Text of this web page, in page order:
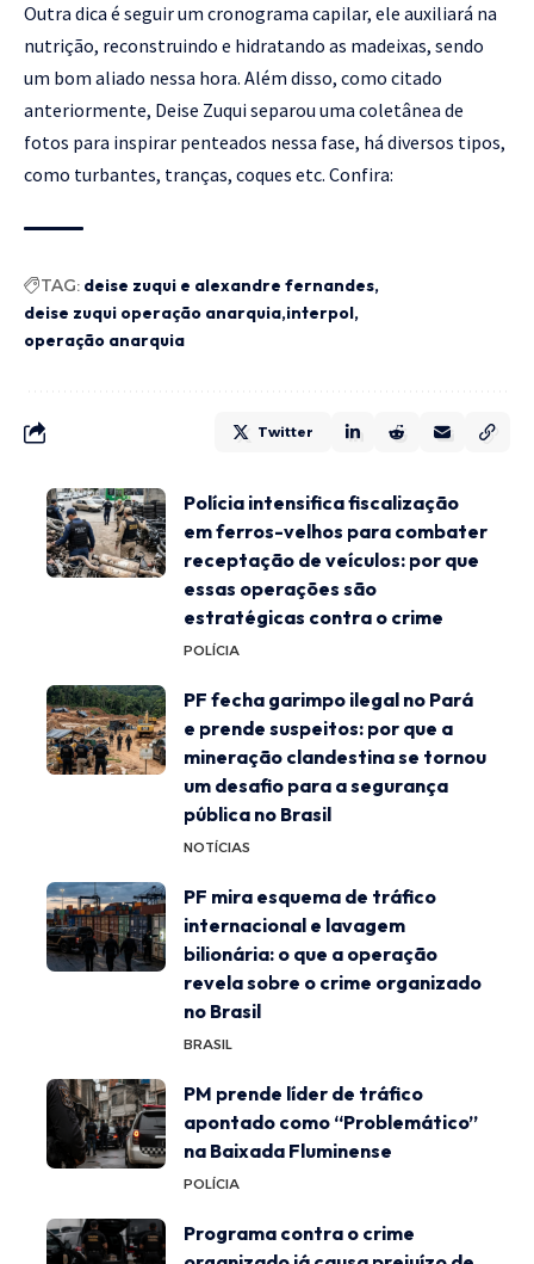
Outra dica é seguir um cronograma capilar, ele auxiliará na
nutrição, reconstruindo e hidratando as madeixas, sendo
um bom aliado nessa hora. Além disso, como citado
anteriormente, Deise Zuqui separou uma coletânea de
fotos para inspirar penteados nessa fase, há diversos tipos,
como turbantes, tranças, coques etc. Confira:
TAG: deise zuqui e alexandre fernandes
deise zuqui operação anarquia interpol
operação anarquia
Twitter
Polícia intensifica fiscalização
em ferros-velhos para combater
receptação de veículos: por que
essas operações são
estratégicas contra o crime
POLÍCIA
PF fecha garimpo ilegal no Pará
e prende suspeitos: por que a
mineração clandestina se tornou
um desafio para a segurança
pública no Brasil
NOTÍCIAS
PF mira esquema de tráfico
internacional e lavagem
bilionária: o que a operação
revela sobre o crime organizado
no Brasil
BRASIL
PM prende líder de tráfico
apontado como “Problemático”
na Baixada Fluminense
POLÍCIA
Programa contra o crime